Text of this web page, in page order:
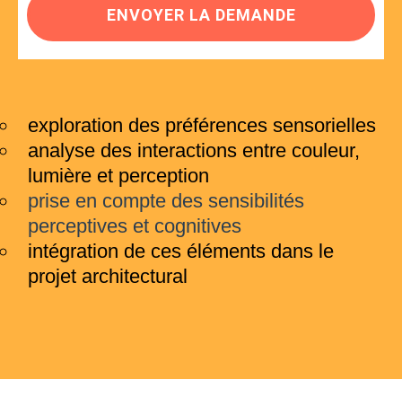
ENVOYER LA DEMANDE
exploration des préférences sensorielles
analyse des interactions entre couleur,
lumière et perception
prise en compte des sensibilités
perceptives et cognitives
intégration de ces éléments dans le
projet architectural